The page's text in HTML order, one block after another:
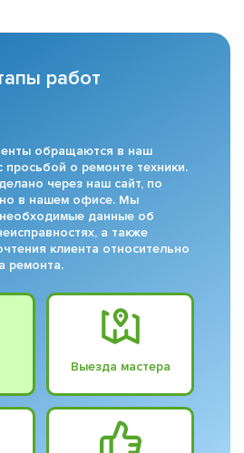
работ
обращаются в наш
просьбой о ремонте техники.
через наш сайт, по
в нашем офисе. Мы
необходимые данные об
а также
клиента относительно
ремонта.
Выезда мастера